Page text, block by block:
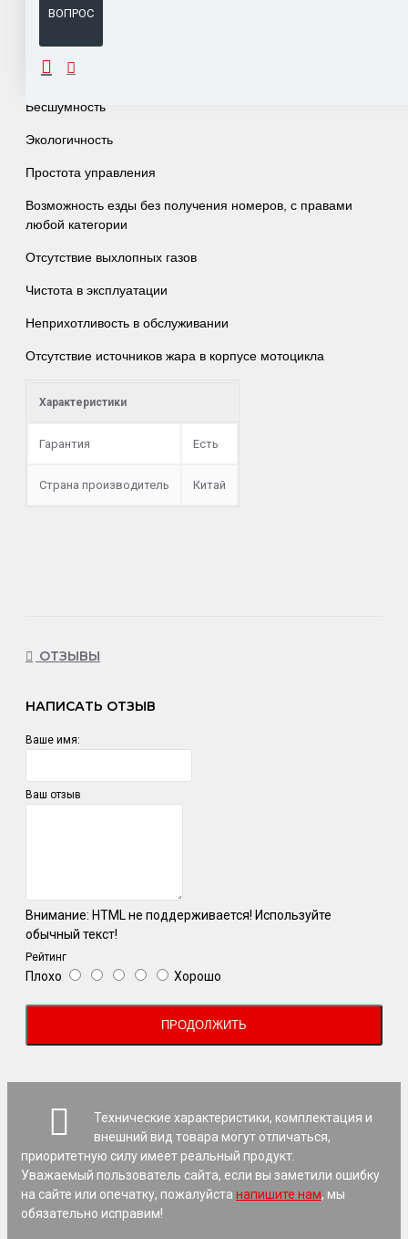
ВОПРОС
ОПИСАНИЕ
Бесшумность
Экологичность
Простота управления
Возможность езды без получения номеров, с правами
любой категории
Отсутствие выхлопных газов
Чистота в эксплуатации
Неприхотливость в обслуживании
Отсутствие источников жара в корпусе мотоцикла
Характеристики
Гарантия Есть
Страна производитель Китай
ОТЗЫВЫ
НАПИСАТЬ ОТЗЫВ
Ваше имя:
Ваш отзыв
Внимание: HTML не поддерживается! Используйте
обычный текст!
Рейтинг
Плохо Хорошо
ПРОДОЛЖИТЬ
Технические характеристики, комплектация и
внешний вид товара могут отличаться,
приоритетную силу имеет реальный продукт.
Уважаемый пользователь сайта, если вы заметили ошибку
на сайте или опечатку, пожалуйста напишите нам, мы
обязательно исправим!